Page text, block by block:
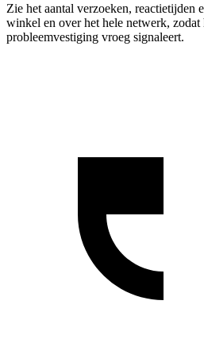
Zie het aantal verzoeken, reactietijden
winkel en over het hele netwerk,
probleemvestiging vroeg signaleert.